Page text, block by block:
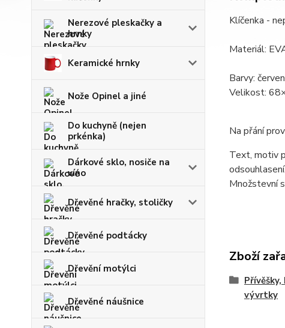
Nerezové pleskačky a
hrnky
Keramické hrnky
Nože Opinel a jiné
Do kuchyně (nejen
prkénka)
Dárkové sklo, nosiče na
víno
Dřevěné hračky, stoličky
Dřevěné podtácky
Dřevění motýlci
Dřevěné náušnice
Klíčenka -
Materiál:
Barvy:
Velikost:
Na přání
Text, motiv
odsouhlasení.
Množstevní
Zboží
vývrtky